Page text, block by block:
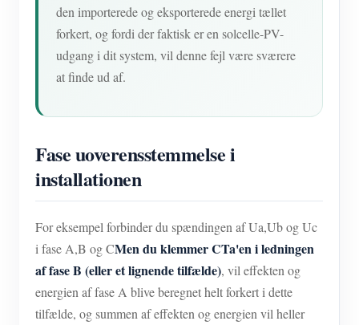
den importerede og eksporterede energi tællet
forkert, og fordi der faktisk er en solcelle-PV-
udgang i dit system, vil denne fejl være sværere
at finde ud af.
Fase uoverensstemmelse i
installationen
For eksempel forbinder du spændingen af Ua,Ub og Uc
i fase A,B og CMen du klemmer CTa'en i ledningen
af fase B (eller et lignende tilfælde), vil effekten og
energien af fase A blive beregnet helt forkert i dette
tilfælde, og summen af effekten og energien vil heller